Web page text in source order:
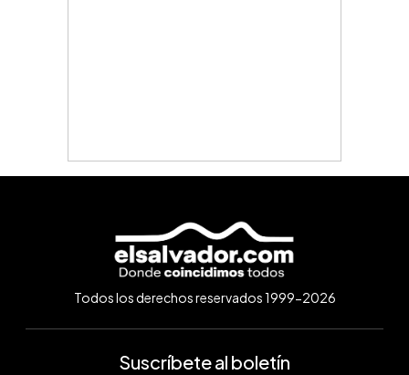
Todos los derechos reservados 1999-2026
Suscríbete al boletín